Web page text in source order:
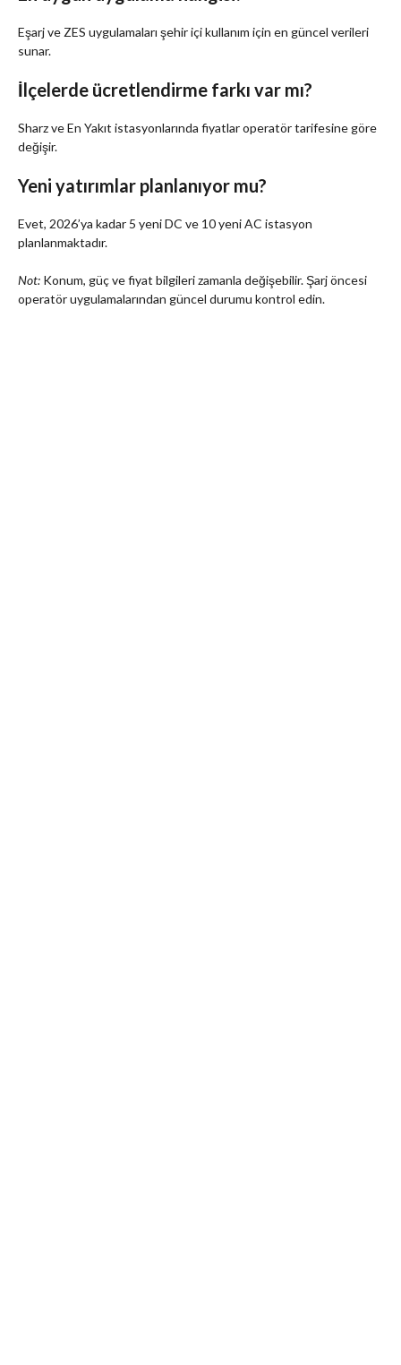
Eşarj ve ZES uygulamaları şehir içi kullanım için en güncel verileri
sunar.
İlçelerde ücretlendirme farkı var mı?
Sharz ve En Yakıt istasyonlarında fiyatlar operatör tarifesine göre
değişir.
Yeni yatırımlar planlanıyor mu?
Evet, 2026’ya kadar 5 yeni DC ve 10 yeni AC istasyon
planlanmaktadır.
Not: Konum, güç ve fiyat bilgileri zamanla değişebilir. Şarj öncesi
operatör uygulamalarından güncel durumu kontrol edin.